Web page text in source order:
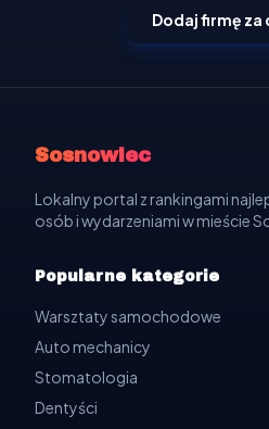
Dodaj firmę za
Sosnowiec
Lokalny portal z rankingami
osób i wydarzeniami w mieście
Popularne kategorie
Warsztaty samochodowe
Auto mechanicy
Stomatologia
Dentyści